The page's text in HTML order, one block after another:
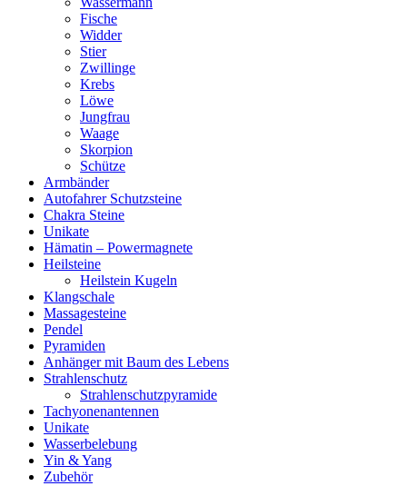
Fische
Widder
Stier
Zwillinge
Krebs
Löwe
Jungfrau
Waage
Skorpion
Schütze
Armbänder
Autofahrer Schutzsteine
Chakra Steine
Unikate
Hämatin – Powermagnete
Heilsteine
Heilstein Kugeln
Klangschale
Massagesteine
Pendel
Pyramiden
Anhänger mit Baum des Lebens
Strahlenschutz
Strahlenschutzpyramide
Tachyonenantennen
Unikate
Wasserbelebung
Yin & Yang
Zubehör